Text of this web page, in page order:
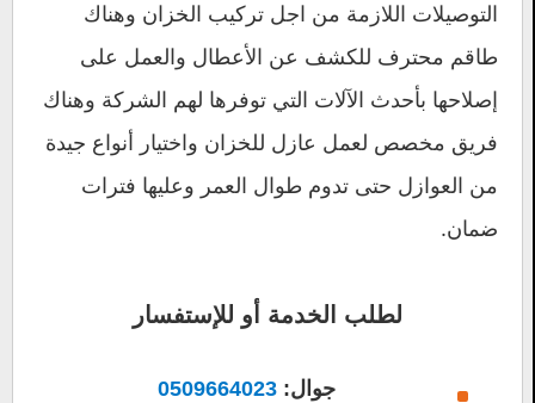
التوصيلات اللازمة من اجل تركيب الخزان وهناك
طاقم محترف للكشف عن الأعطال والعمل على
إصلاحها بأحدث الآلات التي توفرها لهم الشركة وهناك
فريق مخصص لعمل عازل للخزان واختيار أنواع جيدة
من العوازل حتى تدوم طوال العمر وعليها فترات
ضمان.
لطلب الخدمة أو للإستفسار
جوال:0509664023